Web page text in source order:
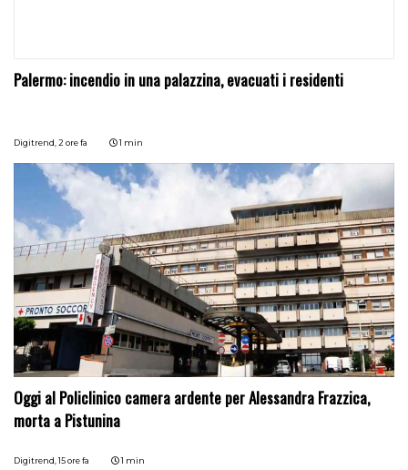
Palermo: incendio in una palazzina, evacuati i residenti
Digitrend, 2 ore fa 1 min
Oggi al Policlinico camera ardente per Alessandra Frazzica,
morta a Pistunina
Digitrend,15 ore fa 1 min